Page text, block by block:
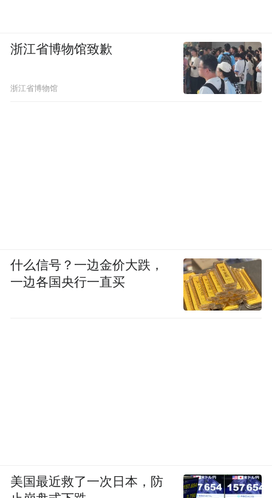
浙江省博物馆致歉
浙江省博物馆
什么信号？一边金价大跌，
一边各国央行一直买
美国最近救了一次日本，防